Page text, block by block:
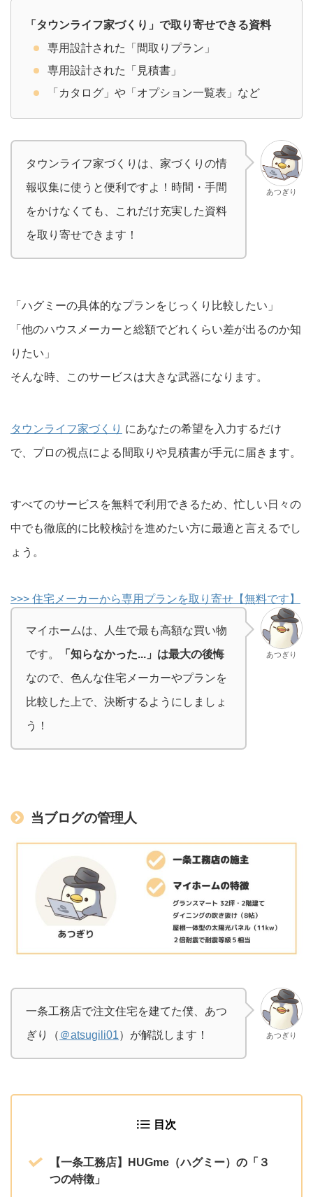
「タウンライフ家づくり」で取り寄せできる資料
専用設計された「間取りプラン」
専用設計された「見積書」
「カタログ」や「オプション一覧表」など
タウンライフ家づくりは、家づくりの情
報収集に使うと便利ですよ！時間・手間
をかけなくても、これだけ充実した資料
を取り寄せできます！
あつぎり
「ハグミーの具体的なプランをじっくり比較したい」
「他のハウスメーカーと総額でどれくらい差が出るのか知
りたい」
そんな時、このサービスは大きな武器になります。
タウンライフ家づくり にあなたの希望を入力するだけ
で、プロの視点による間取りや見積書が手元に届きます。
すべてのサービスを無料で利用できるため、忙しい日々の
中でも徹底的に比較検討を進めたい方に最適と言えるでし
ょう。
>>> 住宅メーカーから専用プランを取り寄せ【無料です】
マイホームは、人生で最も高額な買い物
です。
「知らなかった...」は最大の後悔
なので、色んな住宅メーカーやプランを
比較した上で、決断するようにしましょ
う！
あつぎり
当ブログの管理人
一条工務店で注文住宅を建てた僕、あつ
ぎり（ ＠atsugili01）が解説します！ あつぎり
目次
【一条工務店】HUGme（ハグミー）の「３
つの特徴」